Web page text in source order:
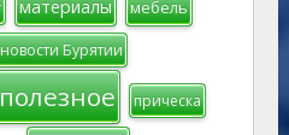
материалы мебель
новости Бурятии
прическа